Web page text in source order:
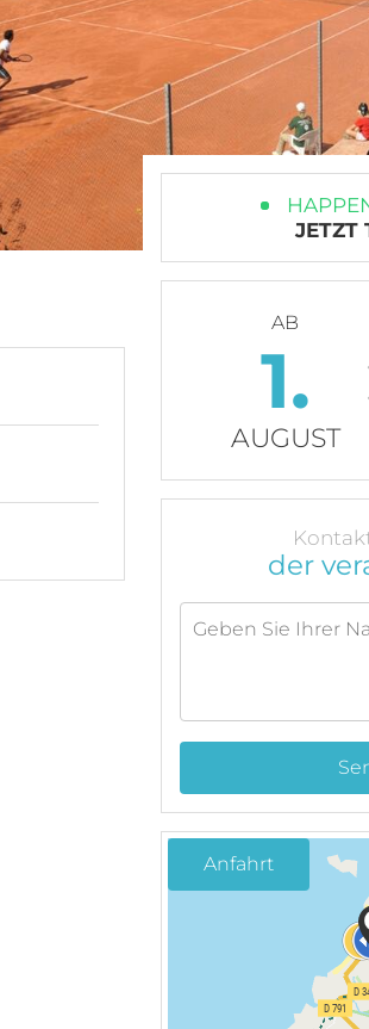
JETZT
AB
1.
AUGUST
der
Anfahrt